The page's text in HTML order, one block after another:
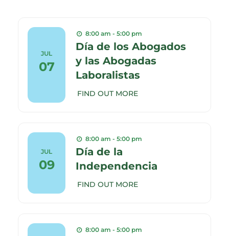
JUL
07
8:00 am - 5:00 pm
Día de los Abogados
y las Abogadas
Laboralistas
FIND OUT MORE
JUL
09
8:00 am - 5:00 pm
Día de la
Independencia
FIND OUT MORE
8:00 am - 5:00 pm